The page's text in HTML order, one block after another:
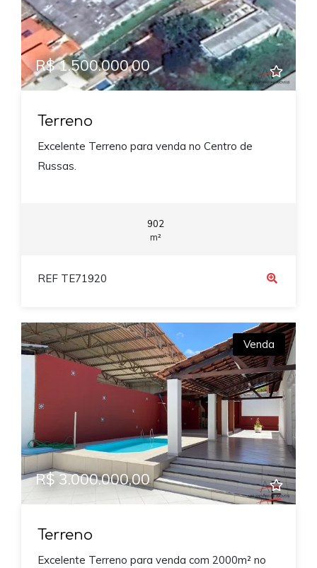
R$ 1.500.000,00
Terreno
Excelente Terreno para venda no Centro de
Russas.
902
m²
REF TE71920
Venda
R$ 3.000.000,00
Terreno
Excelente Terreno para venda com 2000m² no